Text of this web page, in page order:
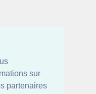
sur
partenaires